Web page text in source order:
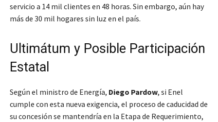
servicio a 14 mil clientes en 48 horas. Sin embargo, aún hay
más de 30 mil hogares sin luz en el país.
Ultimátum y Posible Participación
Estatal
Según el ministro de Energía, Diego Pardow, si Enel
cumple con esta nueva exigencia, el proceso de caducidad de
su concesión se mantendría en la Etapa de Requerimiento,